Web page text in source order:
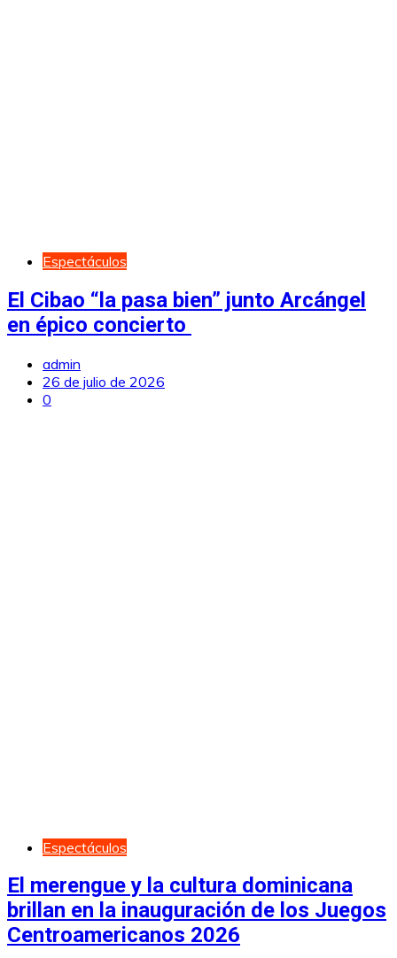
Espectáculos
El Cibao “la pasa bien” junto Arcángel
en épico concierto
admin
26 de julio de 2026
0
Espectáculos
El merengue y la cultura dominicana
brillan en la inauguración de los Juegos
Centroamericanos 2026